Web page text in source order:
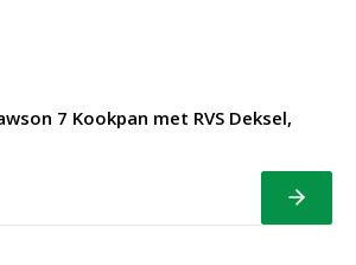
7 Kookpan met RVS Deksel,
Bekijk